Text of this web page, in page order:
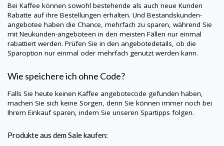
Bei Kaffee können sowohl bestehende als auch neue Kunden
Rabatte auf ihre Bestellungen erhalten. Und Bestandskunden-
angebotee haben die Chance, mehrfach zu sparen, während Sie
mit Neukunden-angeboteen in den meisten Fällen nur einmal
rabattiert werden. Prüfen Sie in den angebotedetails, ob die
Sparoption nur einmal oder mehrfach genutzt werden kann.
Wie speichere ich ohne Code?
Falls Sie heute keinen Kaffee angebotecode gefunden haben,
machen Sie sich keine Sorgen, denn Sie können immer noch bei
Ihrem Einkauf sparen, indem Sie unseren Spartipps folgen.
Produkte aus dem Sale kaufen: